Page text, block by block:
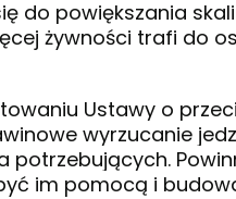
do powiększania
żywności trafi do
Ustawy o
wyrzucanie
potrzebujących.
im pomocą i